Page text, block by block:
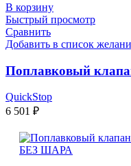
В корзину
Быстрый просмотр
Сравнить
Добавить в список
Поплавковый
QuickStop
6 501 ₽